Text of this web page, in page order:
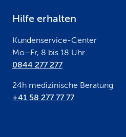
Hilfe erhalten
Kundenservice-Center
Mo–Fr, 8 bis 18 Uhr
0844 277 277
24h medizinische Beratung
+41 58 277 77 77